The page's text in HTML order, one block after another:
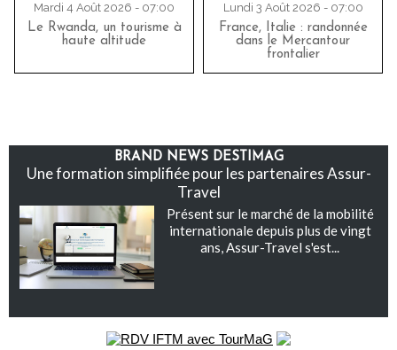
Mardi 4 Août 2026 - 07:00
Le Rwanda, un tourisme à
haute altitude
Lundi 3 Août 2026 - 07:00
France, Italie : randonnée
dans le Mercantour
frontalier
BRAND NEWS DESTIMAG
Une formation simplifiée pour les partenaires Assur-
Travel
Présent sur le marché de la mobilité
internationale depuis plus de vingt
ans, Assur-Travel s'est...